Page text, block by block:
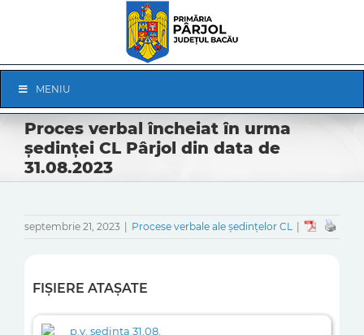
Navigation
MENIU
Proces verbal încheiat în urma
ședinței CL Pârjol din data de
31.08.2023
septembrie 21, 2023 Procese verbale ale ședințelor CL
FIȘIERE ATAȘATE
p.v. sedinta 31.08.